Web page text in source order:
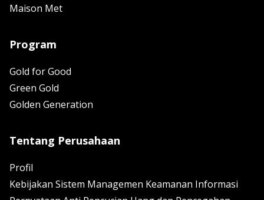
Maison Met
Program
Gold for Good
Green Gold
Golden Generation
Tentang Perusahaan
Profil
Kebijakan Sistem Managemen Keamanan Informasi